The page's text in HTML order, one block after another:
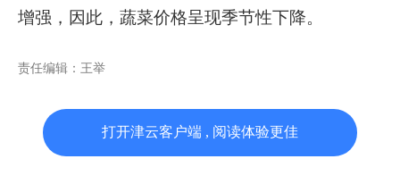
增强，因此，蔬菜价格呈现季节性下降。
责任编辑：王举
打开津云客户端 , 阅读体验更佳